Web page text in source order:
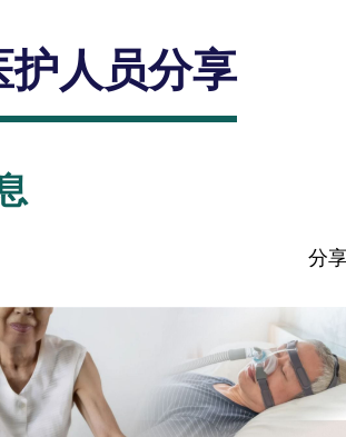
护人员分享
分